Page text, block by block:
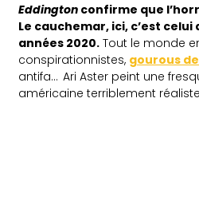
Eddington confirme que
Le cauchemar, ici, c’est celui
années 2020. Tout le monde
conspirationnistes, gourous
antifa… Ari Aster peint une
américaine terriblement